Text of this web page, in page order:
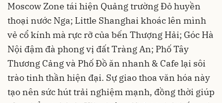
Moscow Zone tái hiện Quảng trường Đỏ huyền
thoại nước Nga; Little Shanghai khoác lên mình
vẻ cổ kính mà rực rỡ của bến Thượng Hải; Góc Hà
Nội đậm đà phong vị đất Tràng An; Phố Tây
Thương Cảng và Phố Đồ ăn nhanh & Cafe lại sôi
trào tinh thần hiện đại. Sự giao thoa văn hóa này
tạo nên sức hút trải nghiệm mạnh, đồng thời giúp